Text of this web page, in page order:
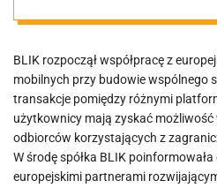
BLIK rozpoczął współpracę z
mobilnych przy budowie wspólnego
transakcje pomiędzy różnymi
użytkownicy mają zyskać możliwość
odbiorców korzystających z
W środę spółka BLIK
europejskimi partnerami